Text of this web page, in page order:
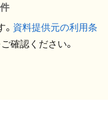
資料提供元の利用条
確認ください。